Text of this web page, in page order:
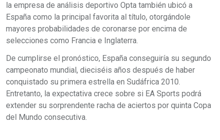
la empresa de análisis deportivo Opta también ubicó a
España como la principal favorita al título, otorgándole
mayores probabilidades de coronarse por encima de
selecciones como Francia e Inglaterra.
De cumplirse el pronóstico, España conseguiría su segundo
campeonato mundial, dieciséis años después de haber
conquistado su primera estrella en Sudáfrica 2010.
Entretanto, la expectativa crece sobre si EA Sports podrá
extender su sorprendente racha de aciertos por quinta Copa
del Mundo consecutiva.